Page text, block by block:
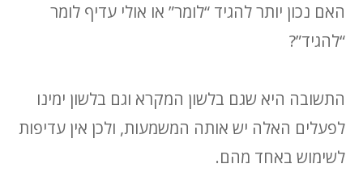
האם נכון יותר להגיד “לומר” או אולי עדיף לומר
“להגיד”?
התשובה היא שגם בלשון המקרא וגם בלשון ימינו
לפעלים האלה יש אותה המשמעות, ולכן אין עדיפות
לשימוש באחד מהם.